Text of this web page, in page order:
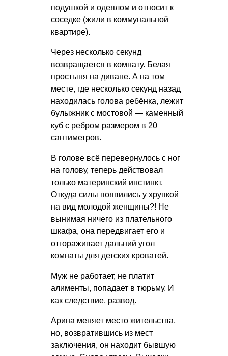
подушкой и одеялом и относит к
соседке (жили в коммунальной
квартире).
Через несколько секунд
возвращается в комнату. Белая
простыня на диване. А на том
месте, где несколько секунд назад
находилась голова ребёнка, лежит
булыжник с мостовой — каменный
куб с ребром размером в 20
сантиметров.
В голове всё перевернулось с ног
на голову, теперь действовал
только материнский инстинкт.
Откуда силы появились у хрупкой
на вид молодой женщины?! Не
вынимая ничего из плательного
шкафа, она передвигает его и
отгораживает дальний угол
комнаты для детских кроватей.
Муж не работает, не платит
алименты, попадает в тюрьму. И
как следствие, развод.
Арина меняет место жительства,
но, возвратившись из мест
заключения, он находит бывшую